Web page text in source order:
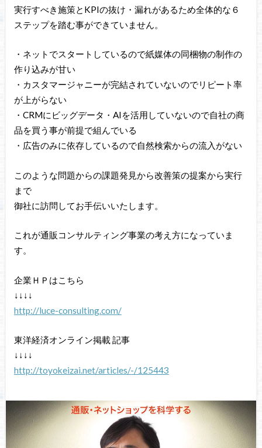
実行すべき施策とKPIの抜け・漏れがあるため全体的な６
ステップを踏む事ができていません。
・ネットでスタートしているので紙媒体の同梱物の制作の
作り込みが甘い
・カスタマージャニーが完結されていないのでリピート率
が上がらない
・CRMにビッグデータ・AIを活用していないので自社の商
品を買う事が前提で組んでいる
・広告のみに依存しているので自然検索からの流入がない
このような問題からの課題発見から改善策の提案から実行
まで
御社に訪問してお手伝いいたします。
これが通販コンサルティング事業の考え方になっていま
す。
企業ＨＰはこちら
↓↓↓↓
http://luce-consulting.com/
東洋経済オンライン掲載 記事
↓↓↓↓
http://toyokeizai.net/articles/-/125443